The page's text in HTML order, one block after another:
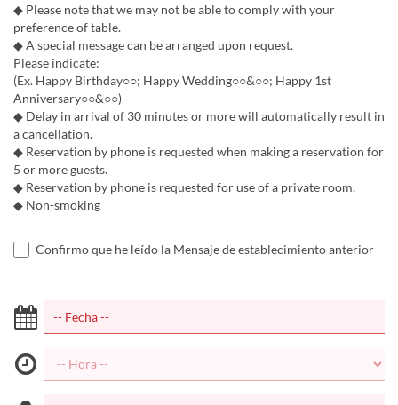
◆ Please note that we may not be able to comply with your
preference of table.
◆ A special message can be arranged upon request.
Please indicate:
(Ex. Happy Birthday○○; Happy Wedding○○&○○; Happy 1st
Anniversary○○&○○)
◆ Delay in arrival of 30 minutes or more will automatically result in
a cancellation.
◆ Reservation by phone is requested when making a reservation for
5 or more guests.
◆ Reservation by phone is requested for use of a private room.
◆ Non-smoking
Confirmo que he leído la Mensaje de establecimiento anterior